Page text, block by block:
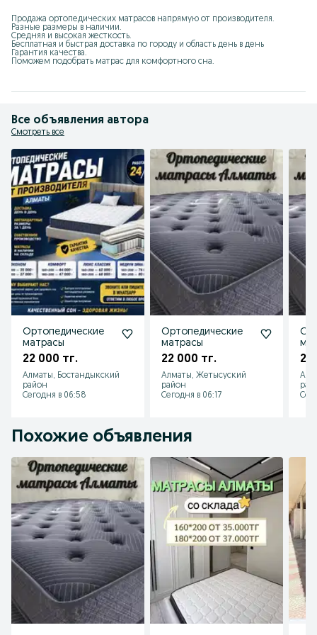
Продажа ортопедических матрасов напрямую от производителя.
Разные размеры в наличии.
Средняя и высокая жесткость.
Бесплатная и быстрая доставка по городу и область день в день
Гарантия качества.
Поможем подобрать матрас для комфортного сна.
Все объявления автора
Смотреть все
Ортопедические
матрасы
22 000 тг.
Алматы, Бостандыкский
район
Сегодня в 06:58
Ортопедические
матрасы
22 000 тг.
Алматы, Жетысуский
район
Сегодня в 06:17
22
Похожие объявления